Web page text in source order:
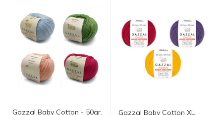
Gazzal Baby Cotton - 50gr. Gazzal Baby Cotton XL